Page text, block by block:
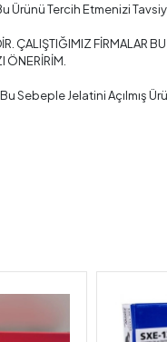
Ürünü Tercih Etmenizi
ÇALIŞTIĞIMIZ FİRMALAR
ÖNERİRİM.
Sebeple Jelatini